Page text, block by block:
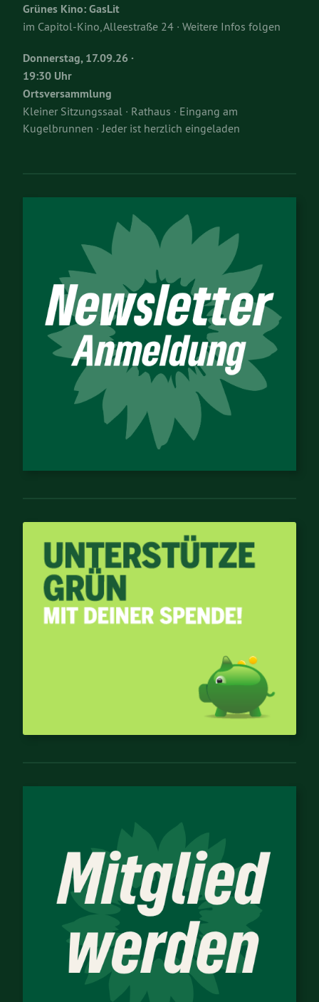
Grünes Kino: GasLit
im Capitol-Kino, Alleestraße 24 · Weitere Infos folgen
Donnerstag, 17.09.26 ·
19:30 Uhr
Ortsversammlung
Kleiner Sitzungssaal · Rathaus · Eingang am
Kugelbrunnen · Jeder ist herzlich eingeladen